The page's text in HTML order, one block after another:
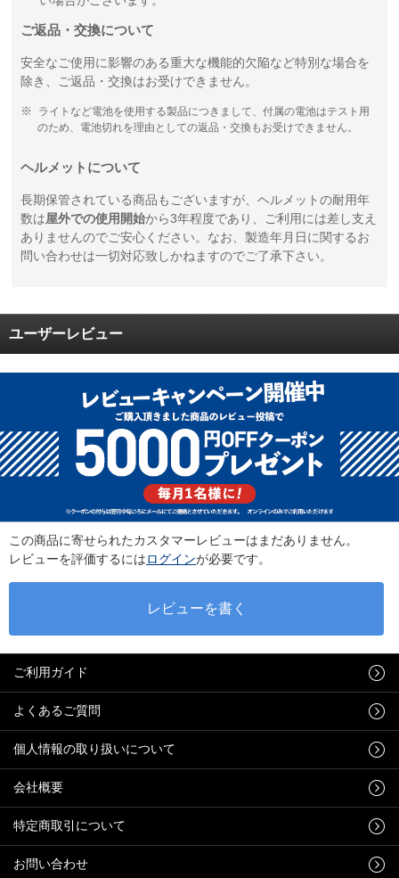
ご返品・交換について
安全なご使用に影響のある重大な機能的欠陥など特別な場合を
除き、ご返品・交換はお受けできません。
ライトなど電池を使用する製品につきまして、付属の電池はテスト用
のため、電池切れを理由としての返品・交換もお受けできません。
ヘルメットについて
長期保管されている商品もございますが、ヘルメットの耐用年
数は屋外での使用開始から3年程度であり、ご利用には差し支え
ありませんのでご安心ください。なお、製造年月日に関するお
問い合わせは一切対応致しかねますのでご了承下さい。
ユーザーレビュー
この商品に寄せられたカスタマーレビューはまだありません。
レビューを評価するにはログインが必要です。
ご利用ガイド
よくあるご質問
個人情報の取り扱いについて
会社概要
特定商取引について
お問い合わせ